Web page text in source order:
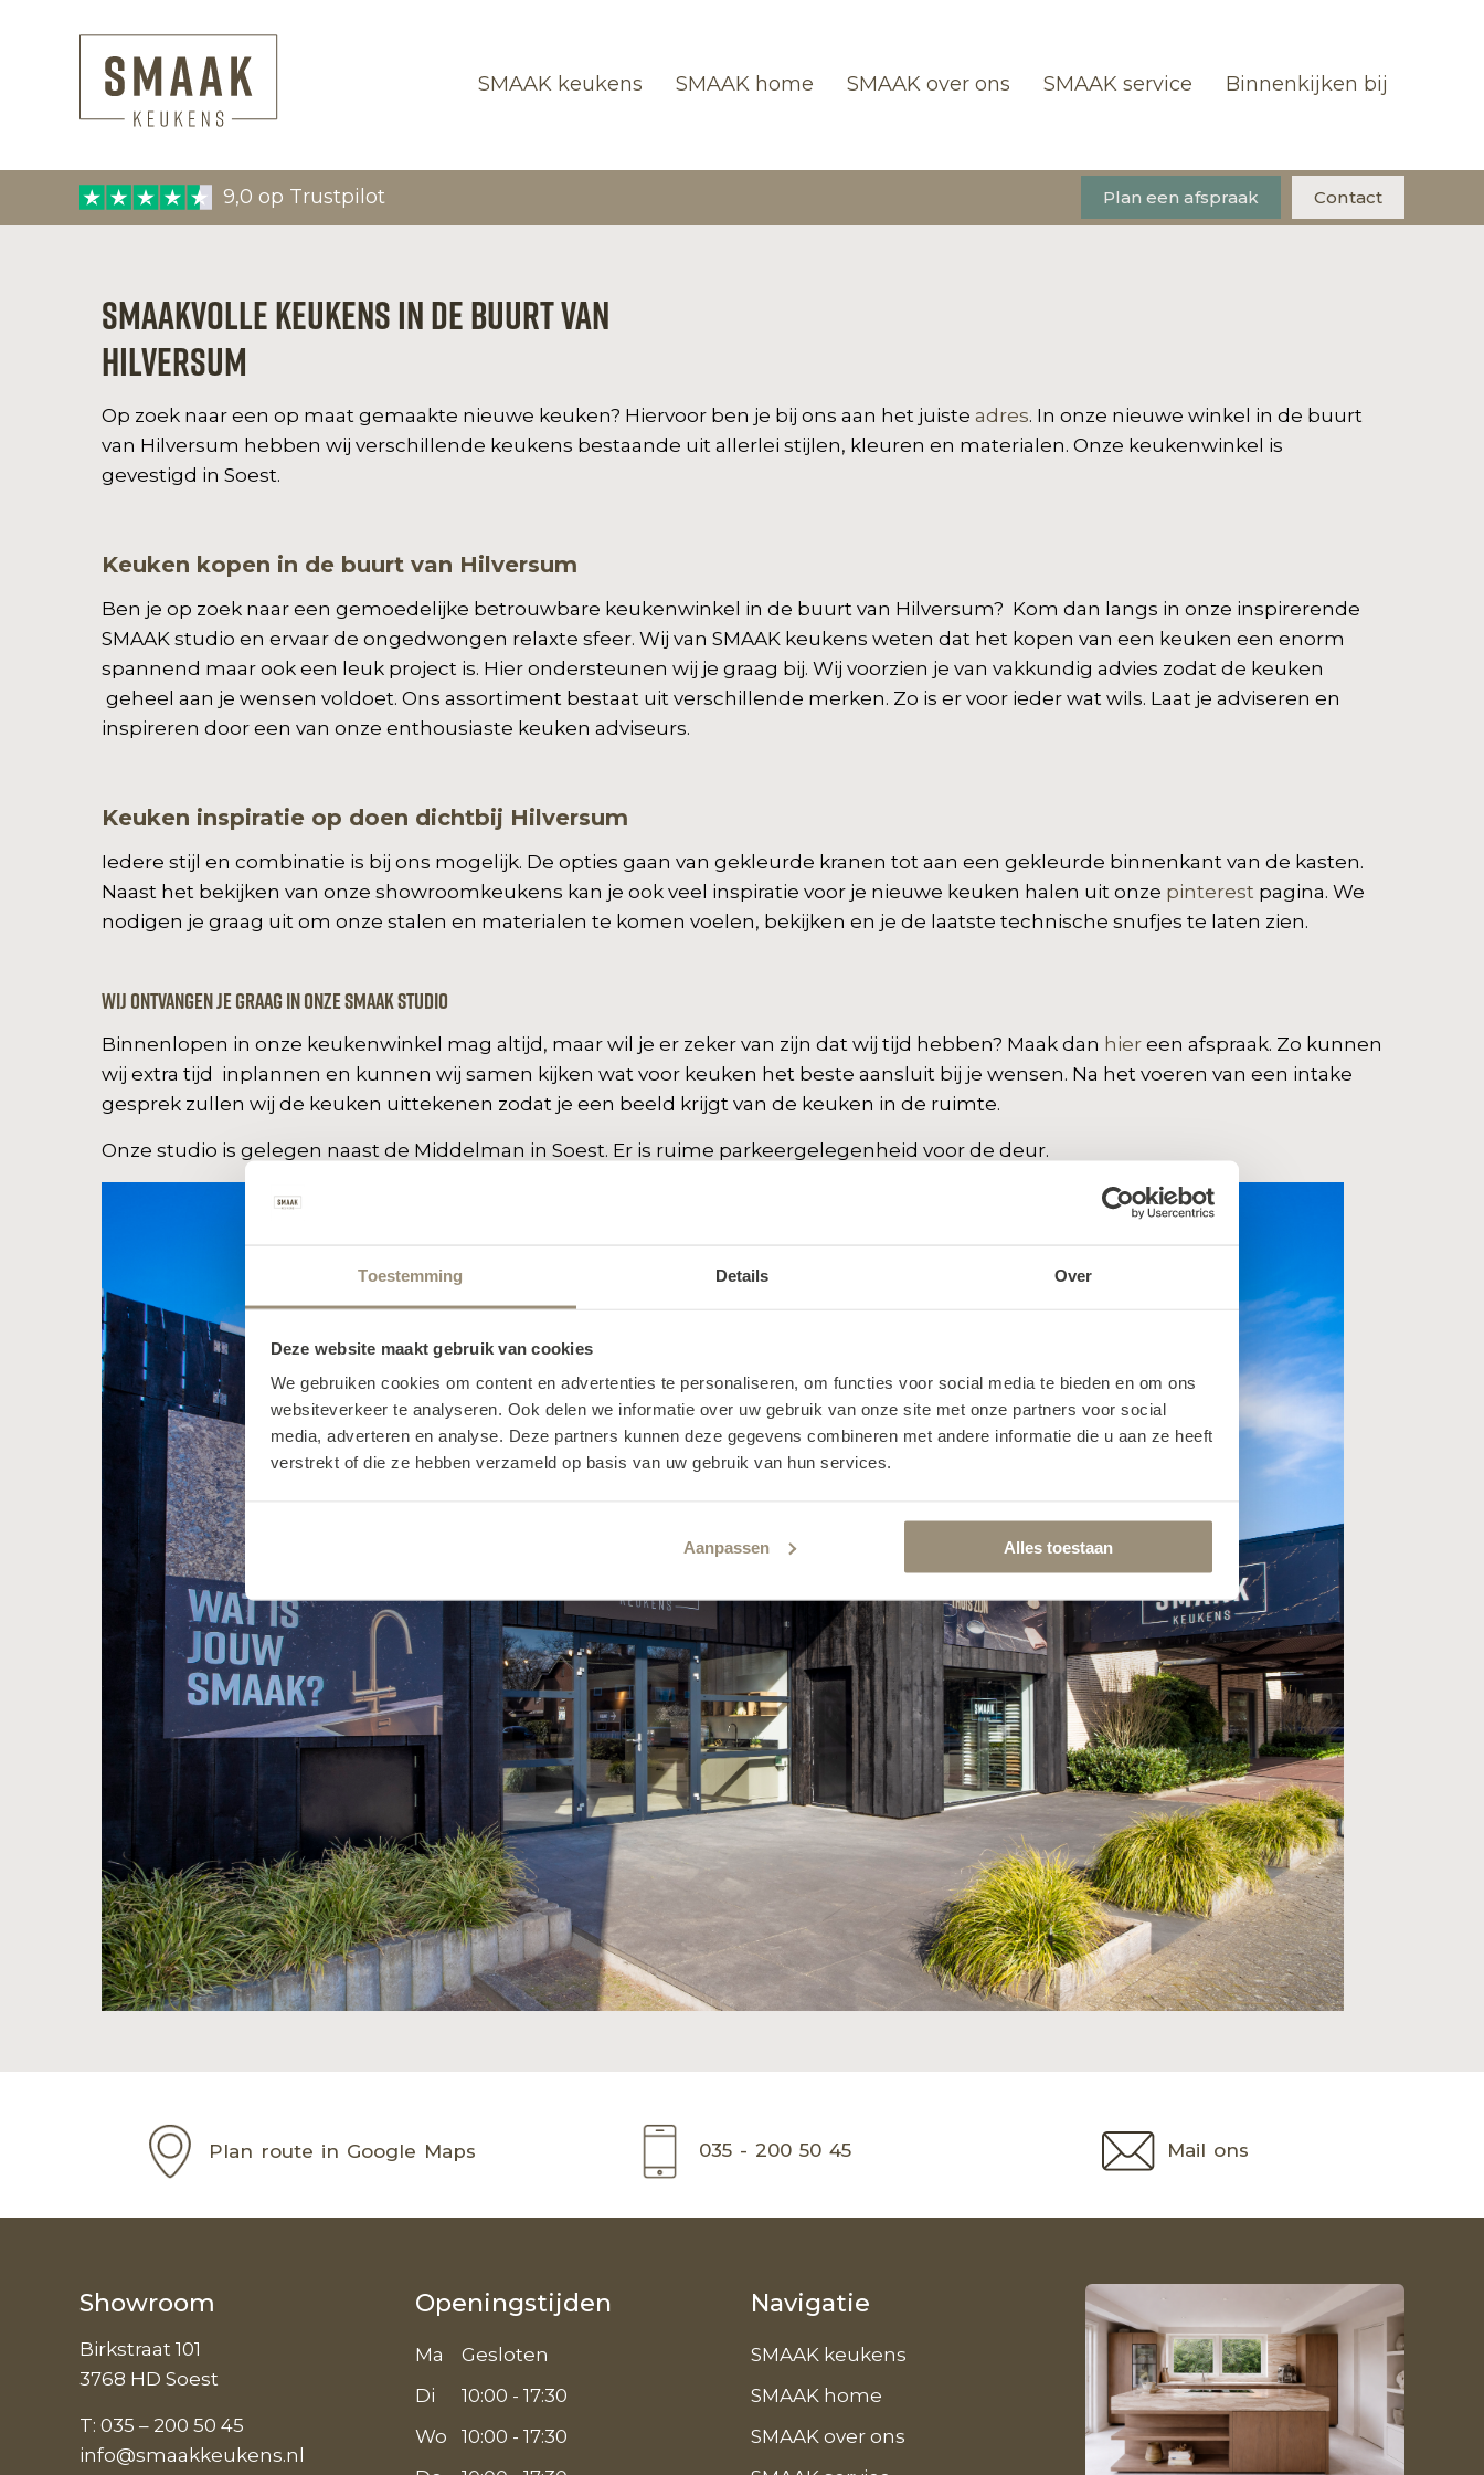
Toestemming Details Over
Deze website maakt gebruik van cookies
We gebruiken cookies om content en advertenties te personaliseren, om functies voor social media te bieden en om ons
websiteverkeer te analyseren. Ook delen we informatie over uw gebruik van onze site met onze partners voor social
media, adverteren en analyse. Deze partners kunnen deze gegevens combineren met andere informatie die u aan ze heeft
verstrekt of die ze hebben verzameld op basis van uw gebruik van hun services.
Aanpassen Alles toestaan
SMAAK keukens SMAAK home SMAAK over ons SMAAK service Binnenkijken bij
9,0 op Trustpilot Plan een afspraak Contact
Smaakvolle Keukens in de buurt van
Hilversum
Op zoek naar een op maat gemaakte nieuwe keuken? Hiervoor ben je bij ons aan het juiste adres. In onze nieuwe winkel in de buurt
van Hilversum hebben wij verschillende keukens bestaande uit allerlei stijlen, kleuren en materialen. Onze keukenwinkel is
gevestigd in Soest.
Keuken kopen in de buurt van Hilversum
Ben je op zoek naar een gemoedelijke betrouwbare keukenwinkel in de buurt van Hilversum? Kom dan langs in onze inspirerende
SMAAK studio en ervaar de ongedwongen relaxte sfeer. Wij van SMAAK keukens weten dat het kopen van een keuken een enorm
spannend maar ook een leuk project is. Hier ondersteunen wij je graag bij. Wij voorzien je van vakkundig advies zodat de keuken
geheel aan je wensen voldoet. Ons assortiment bestaat uit verschillende merken. Zo is er voor ieder wat wils. Laat je adviseren en
inspireren door een van onze enthousiaste keuken adviseurs.
Keuken inspiratie op doen dichtbij Hilversum
Iedere stijl en combinatie is bij ons mogelijk. De opties gaan van gekleurde kranen tot aan een gekleurde binnenkant van de kasten.
Naast het bekijken van onze showroomkeukens kan je ook veel inspiratie voor je nieuwe keuken halen uit onze pinterest pagina. We
nodigen je graag uit om onze stalen en materialen te komen voelen, bekijken en je de laatste technische snufjes te laten zien.
Wij ontvangen je graag in onze SMAAK studio
Binnenlopen in onze keukenwinkel mag altijd, maar wil je er zeker van zijn dat wij tijd hebben? Maak dan hier een afspraak. Zo kunnen
wij extra tijd inplannen en kunnen wij samen kijken wat voor keuken het beste aansluit bij je wensen. Na het voeren van een intake
gesprek zullen wij de keuken uittekenen zodat je een beeld krijgt van de keuken in de ruimte.
Onze studio is gelegen naast de Middelman in Soest. Er is ruime parkeergelegenheid voor de deur.
Plan route in Google Maps 035 - 200 50 45 Mail ons
Showroom
Birkstraat 101
3768 HD Soest
T: 035 – 200 50 45
info@smaakkeukens.nl
Openingstijden
Ma
Gesloten
Di
10:00 - 17:30
Wo
10:00 - 17:30
Navigatie
SMAAK keukens
SMAAK home
SMAAK over ons